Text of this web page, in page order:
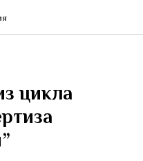
цикла